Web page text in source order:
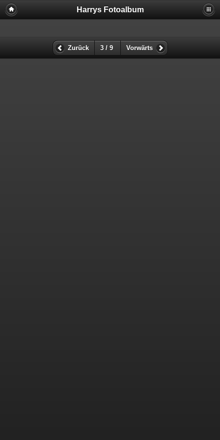
Harrys Fotoalbum
Zurück 3 / 9 Vorwärts